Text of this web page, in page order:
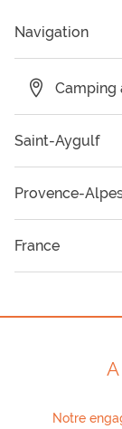
Navigation
Camping
Saint-Aygulf
Provence-
France
Notre